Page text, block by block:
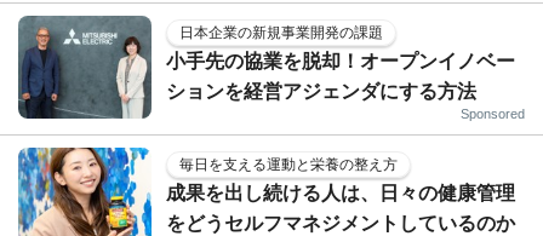
日本企業の新規事業開発の課題
小手先の協業を脱却！オープンイノベー
ションを経営アジェンダにする方法
Sponsored
毎日を支える運動と栄養の整え方
成果を出し続ける人は、日々の健康管理
をどうセルフマネジメントしているのか